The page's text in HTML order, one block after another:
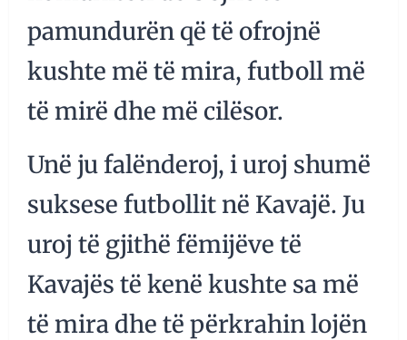
pamundurën që të ofrojnë
kushte më të mira, futboll më
të mirë dhe më cilësor.
Unë ju falënderoj, i uroj shumë
suksese futbollit në Kavajë. Ju
uroj të gjithë fëmijëve të
Kavajës të kenë kushte sa më
të mira dhe të përkrahin lojën